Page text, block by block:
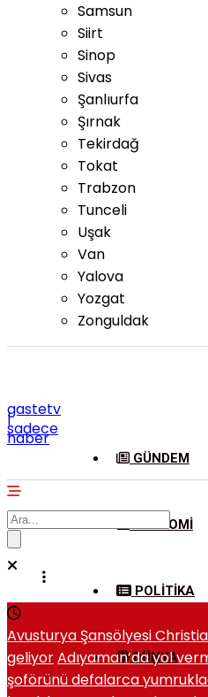
Samsun
Siirt
Sinop
Sivas
Şanlıurfa
Şırnak
Tekirdağ
Tokat
Trabzon
Tunceli
Uşak
Van
Yalova
Yozgat
Zonguldak
gastetv
|
sadece
haber
GÜNDEM
EKONOMI
POLITIKA
DÜNYA
Avusturya Şansölyesi
geliyorAdıyaman’da yol
şoförünü defalarca